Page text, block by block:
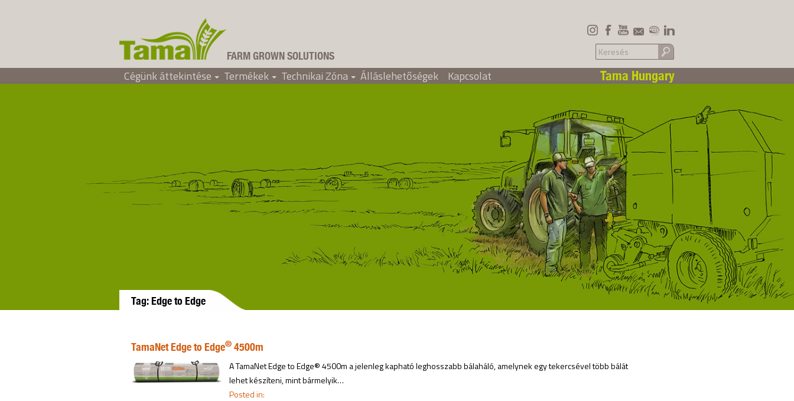
Tama Hungary
FARM GROWN SOLUTIONS
Tama Hungary
+
Cégünk áttekintése +
Termékek +
Technikai Zóna Álláslehetőségek Kapcsolat
Tag: Edge to Edge
TamaNet Edge to Edge® 4500m
A TamaNet Edge to Edge® 4500m a jelenleg kapható leghosszabb bálaháló, amelynek egy tekercsével több bálát
lehet készíteni, mint bármelyik…
Posted in: